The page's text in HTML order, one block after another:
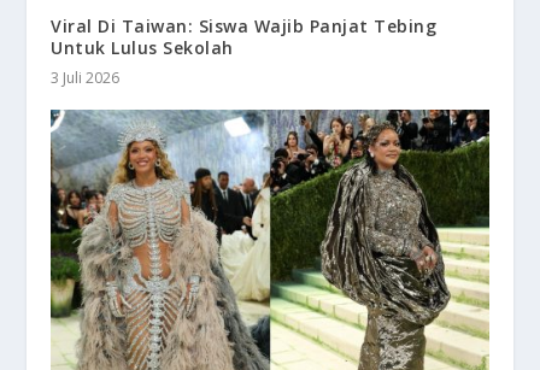
Viral Di Taiwan: Siswa Wajib Panjat Tebing
Untuk Lulus Sekolah
3 Juli 2026